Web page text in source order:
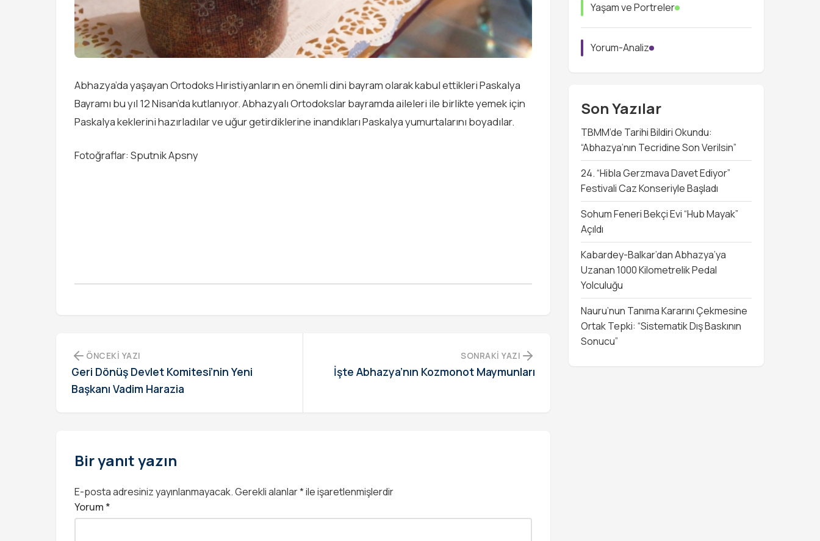
Abhazya’da yaşayan Ortodoks Hıristiyanların en önemli dini bayram olarak kabul ettikleri Paskalya
Bayramı bu yıl 12 Nisan’da kutlanıyor. Abhazyalı Ortodokslar bayramda aileleri ile birlikte yemek için
Paskalya keklerini hazırladılar ve uğur getirdiklerine inandıkları Paskalya yumurtalarını boyadılar.
Fotoğraflar: Sputnik Apsny
ÖNCEKI YAZI
Geri Dönüş Devlet Komitesi’nin Yeni
Başkanı Vadim Harazia
SONRAKI YAZI
İşte Abhazya’nın Kozmonot Maymunları
Bir yanıt yazın
E-posta adresiniz yayınlanmayacak.Gerekli alanlar*ile işaretlenmişlerdir
Yorum *
Yaşam ve Portreler
Yorum-Analiz
Son Yazılar
TBMM’de Tarihi Bildiri Okundu:
“Abhazya’nın Tecridine Son Verilsin”
24. “Hibla Gerzmava Davet Ediyor”
Festivali Caz Konseriyle Başladı
Sohum Feneri Bekçi Evi “Hub Mayak”
Açıldı
Kabardey-Balkar’dan Abhazya’ya
Uzanan 1000 Kilometrelik Pedal
Yolculuğu
Nauru’nun Tanıma Kararını Çekmesine
Ortak Tepki: “Sistematik Dış Baskının
Sonucu”